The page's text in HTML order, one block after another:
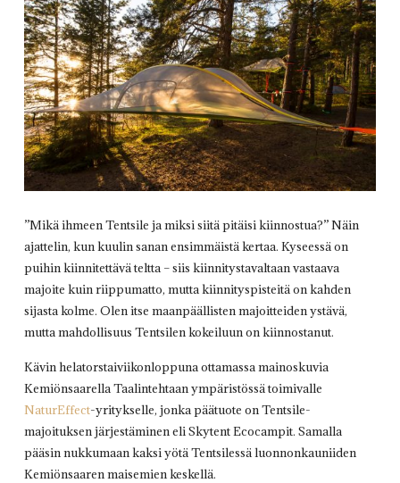
”Mikä ihmeen Tentsile ja miksi siitä pitäisi kiinnostua?” Näin
ajattelin, kun kuulin sanan ensimmäistä kertaa. Kyseessä on
puihin kiinnitettävä teltta – siis kiinnitystavaltaan vastaava
majoite kuin riippumatto, mutta kiinnityspisteitä on kahden
sijasta kolme. Olen itse maanpäällisten majoitteiden ystävä,
mutta mahdollisuus Tentsilen kokeiluun on kiinnostanut.
Kävin helatorstaiviikonloppuna ottamassa mainoskuvia
Kemiönsaarella Taalintehtaan ympäristössä toimivalle
NaturEffect-yritykselle, jonka päätuote on Tentsile-
majoituksen järjestäminen eli Skytent Ecocampit. Samalla
pääsin nukkumaan kaksi yötä Tentsilessä luonnonkauniiden
Kemiönsaaren maisemien keskellä.